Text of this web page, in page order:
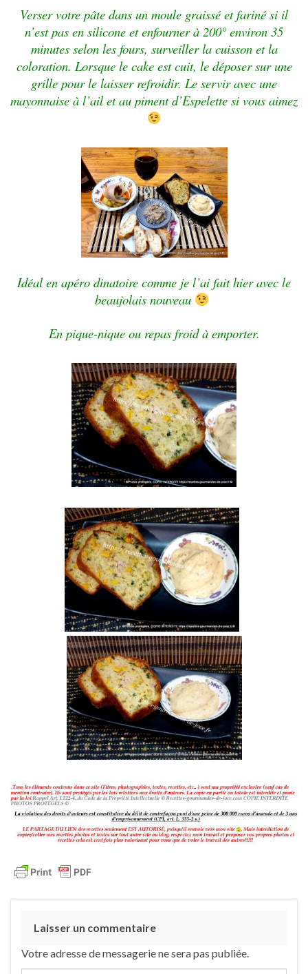
Verser votre pâte dans un moule graissé et fariné si il
n’est pas en silicone et enfourner à 200° environ 35
minutes selon les fours, surveiller la cuisson et la
coloration. Lorsque le cake est cuit, le déposer sur une
grille pour le laisser refroidir. Le servir avec une
mayonnaise à l’ail et au piment d’Espelette si vous aimez
Idéal en apéro dinatoire comme je l’ai fait hier avec le
beaujolais nouveau
En pique-nique ou repas froid à emporter.
Laisser un commentaire
Votre adresse de messagerie ne sera pas publiée.